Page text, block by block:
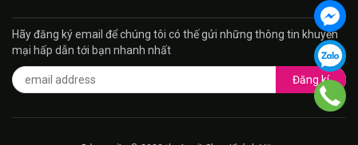
Hãy đăng ký email để chúng tôi có thế gửi những thông tin khuyến
mại hấp dẫn tới bạn nhanh nhất
Đăng kí